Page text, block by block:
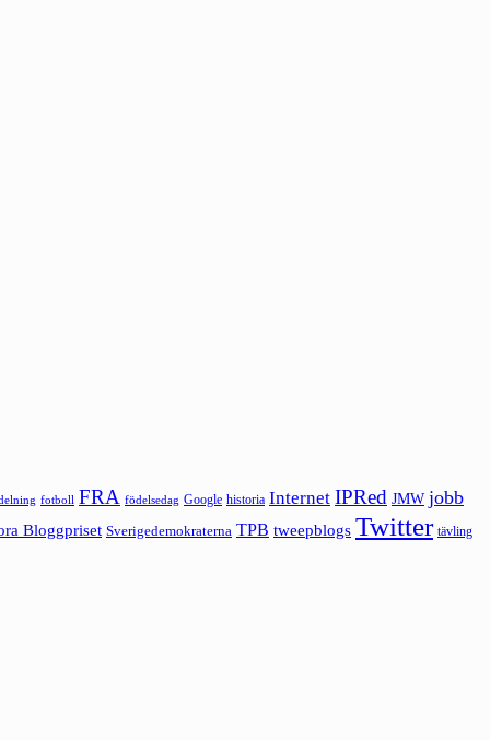
fotboll FRA födelsedag Google historia Internet IPRed JMW jobb
Bloggpriset Sverigedemokraterna TPB tweepblogs Twitter tävling